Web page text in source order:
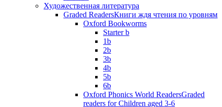
Художественная литература
Graded ReadersКниги ждя чтения по уровням
Oxford Bookworms
Starter b
1b
2b
3b
4b
5b
6b
Oxford Phonics World ReadersGraded
readers for Children aged 3-6